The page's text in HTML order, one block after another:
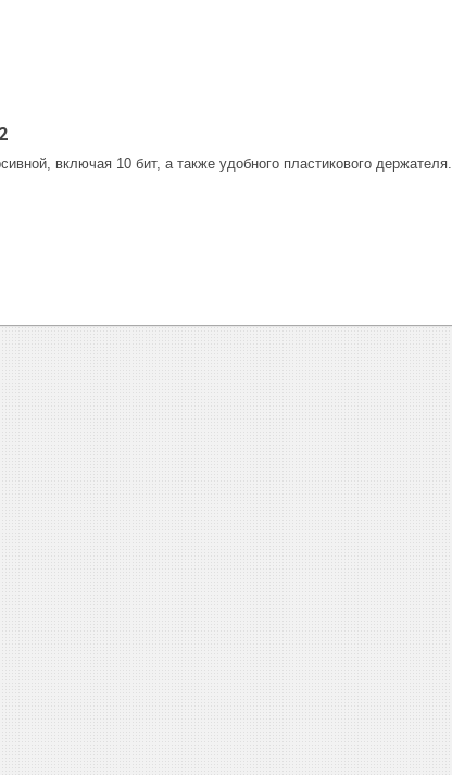
включая 10 бит, а также удобного пластикового держателя.